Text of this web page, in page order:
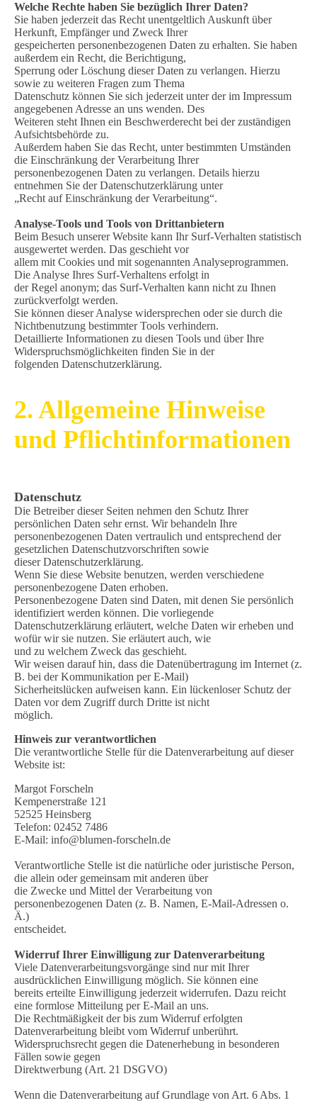
Welche Rechte haben Sie bezüglich Ihrer Daten?
Sie haben jederzeit das Recht unentgeltlich Auskunft über
Herkunft, Empfänger und Zweck Ihrer
gespeicherten personenbezogenen Daten zu erhalten. Sie haben
außerdem ein Recht, die Berichtigung,
Sperrung oder Löschung dieser Daten zu verlangen. Hierzu
sowie zu weiteren Fragen zum Thema
Datenschutz können Sie sich jederzeit unter der im Impressum
angegebenen Adresse an uns wenden. Des
Weiteren steht Ihnen ein Beschwerderecht bei der zuständigen
Aufsichtsbehörde zu.
Außerdem haben Sie das Recht, unter bestimmten Umständen
die Einschränkung der Verarbeitung Ihrer
personenbezogenen Daten zu verlangen. Details hierzu
entnehmen Sie der Datenschutzerklärung unter
„Recht auf Einschränkung der Verarbeitung“.
Analyse-Tools und Tools von Drittanbietern
Beim Besuch unserer Website kann Ihr Surf-Verhalten statistisch
ausgewertet werden. Das geschieht vor
allem mit Cookies und mit sogenannten Analyseprogrammen.
Die Analyse Ihres Surf-Verhaltens erfolgt in
der Regel anonym; das Surf-Verhalten kann nicht zu Ihnen
zurückverfolgt werden.
Sie können dieser Analyse widersprechen oder sie durch die
Nichtbenutzung bestimmter Tools verhindern.
Detaillierte Informationen zu diesen Tools und über Ihre
Widerspruchsmöglichkeiten finden Sie in der
folgenden Datenschutzerklärung.
2. Allgemeine Hinweise
und Pflichtinformationen
Datenschutz
Die Betreiber dieser Seiten nehmen den Schutz Ihrer
persönlichen Daten sehr ernst. Wir behandeln Ihre
personenbezogenen Daten vertraulich und entsprechend der
gesetzlichen Datenschutzvorschriften sowie
dieser Datenschutzerklärung.
Wenn Sie diese Website benutzen, werden verschiedene
personenbezogene Daten erhoben.
Personenbezogene Daten sind Daten, mit denen Sie persönlich
identifiziert werden können. Die vorliegende
Datenschutzerklärung erläutert, welche Daten wir erheben und
wofür wir sie nutzen. Sie erläutert auch, wie
und zu welchem Zweck das geschieht.
Wir weisen darauf hin, dass die Datenübertragung im Internet (z.
B. bei der Kommunikation per E-Mail)
Sicherheitslücken aufweisen kann. Ein lückenloser Schutz der
Daten vor dem Zugriff durch Dritte ist nicht
möglich.
Hinweis zur verantwortlichen
Die verantwortliche Stelle für die Datenverarbeitung auf dieser
Website ist:
Margot Forscheln
Kempenerstraße 121
52525 Heinsberg
Telefon: 02452 7486
E-Mail: info@blumen-forscheln.de
Verantwortliche Stelle ist die natürliche oder juristische Person,
die allein oder gemeinsam mit anderen über
die Zwecke und Mittel der Verarbeitung von
personenbezogenen Daten (z. B. Namen, E-Mail-Adressen o.
Ä.)
entscheidet.
Widerruf Ihrer Einwilligung zur Datenverarbeitung
Viele Datenverarbeitungsvorgänge sind nur mit Ihrer
ausdrücklichen Einwilligung möglich. Sie können eine
bereits erteilte Einwilligung jederzeit widerrufen. Dazu reicht
eine formlose Mitteilung per E-Mail an uns.
Die Rechtmäßigkeit der bis zum Widerruf erfolgten
Datenverarbeitung bleibt vom Widerruf unberührt.
Widerspruchsrecht gegen die Datenerhebung in besonderen
Fällen sowie gegen
Direktwerbung (Art. 21 DSGVO)
Wenn die Datenverarbeitung auf Grundlage von Art. 6 Abs. 1